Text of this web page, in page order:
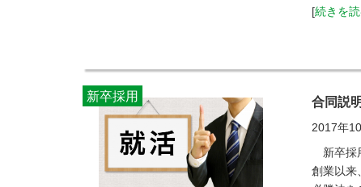
[続きを
新卒採用 合同説
2017年
新卒採
創業以来